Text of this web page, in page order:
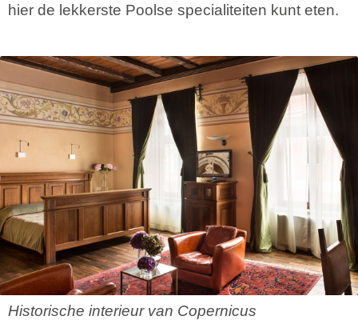
hier de lekkerste Poolse specialiteiten kunt eten.
Historische interieur van Copernicus